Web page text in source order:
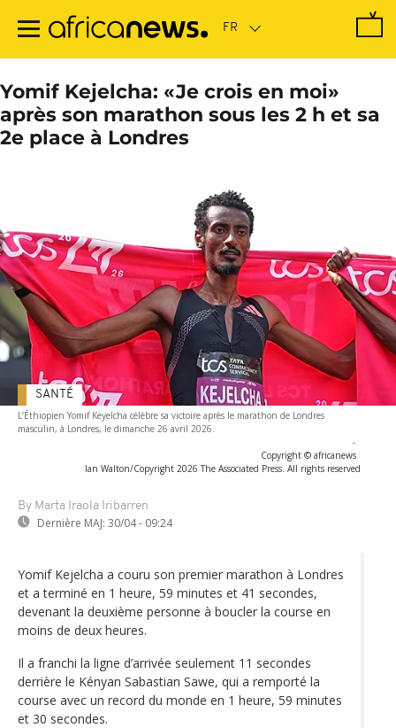
contenu
Yomif Kejelcha: «Je crois en moi»
après son marathon sous les 2 h et sa
2e place à Londres
L’Éthiopien Yomif Keyelcha célèbre sa victoire après le marathon de Londres
masculin, à Londres, le dimanche 26 avril 2026.
-
Copyright © africanews
Ian Walton/Copyright 2026 The Associated Press. All rights reserved
By Marta Iraola Iribarren
Dernière MAJ: 30/04 - 09:24
SANTÉ
Yomif Kejelcha a couru son premier marathon à Londres
et a terminé en 1 heure, 59 minutes et 41 secondes,
devenant la deuxième personne à boucler la course en
moins de deux heures.
Il a franchi la ligne d’arrivée seulement 11 secondes
derrière le Kényan Sabastian Sawe, qui a remporté la
course avec un record du monde en 1 heure, 59 minutes
et 30 secondes.